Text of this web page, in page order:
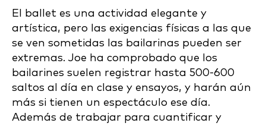
El ballet es una actividad elegante y
artística, pero las exigencias físicas a las que
se ven sometidas las bailarinas pueden ser
extremas. Joe ha comprobado que los
bailarines suelen registrar hasta 500-600
saltos al día en clase y ensayos, y harán aún
más si tienen un espectáculo ese día.
Además de trabajar para cuantificar y